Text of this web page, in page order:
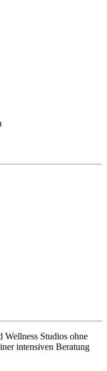
Studios ohne
intensiven Beratung